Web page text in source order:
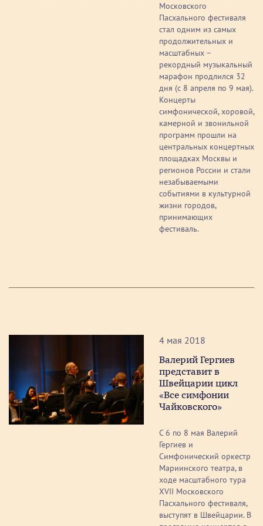
Московского
Пасхального фестиваля
стал одним из самых
продолжительных и
масштабных –
рекордный музыкальный
марафон продлился 32
дня (с 8 апреля по 9 мая).
Концерты
симфонической, хоровой,
камерной и звонильной
программ прошли на
центральных концертных
площадках Москвы и
регионов России и стали
незабываемыми
событиями в культурной
жизни городов,
принимающих
фестиваль.
4 мая 2018
Валерий Гергиев
представит в
Швейцарии цикл
«Все симфонии
Чайковского»
С 6 по 8 мая Валерий
Гергиев и
Симфонический оркестр
Мариинского театра, в
ходе масштабного тура
XVII Московского
Пасхального фестиваля,
выступят в Швейцарии. В